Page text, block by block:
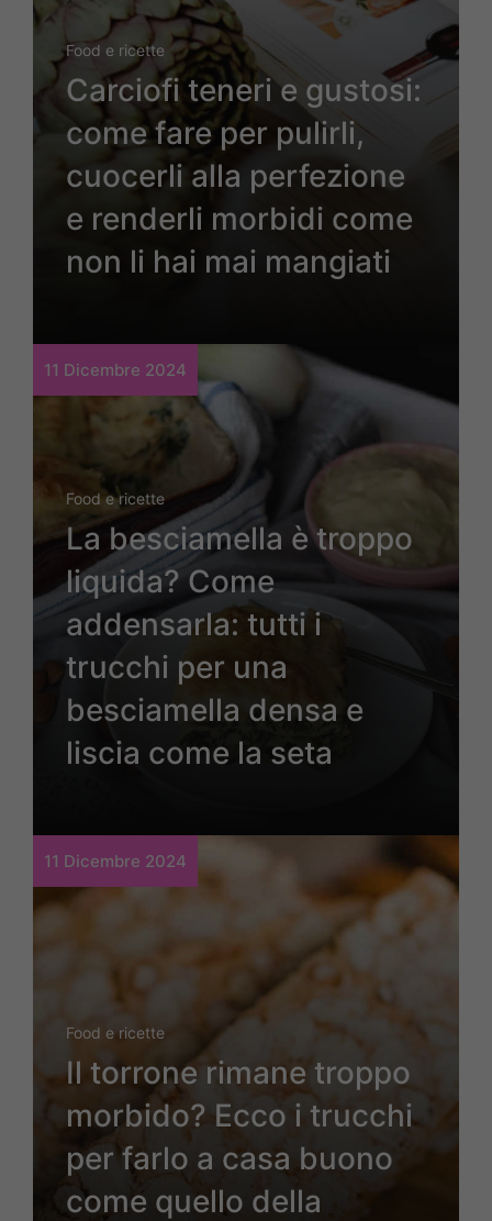
Food e ricette
Carciofi teneri e gustosi:
come fare per pulirli,
cuocerli alla perfezione
e renderli morbidi come
non li hai mai mangiati
11 Dicembre 2024
Food e ricette
La besciamella è troppo
liquida? Come
addensarla: tutti i
trucchi per una
besciamella densa e
liscia come la seta
11 Dicembre 2024
Food e ricette
Il torrone rimane troppo
morbido? Ecco i trucchi
per farlo a casa buono
come quello della